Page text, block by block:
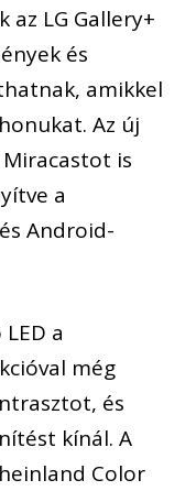
az LG Gallery+
és
amikkel
Az új
Miracastot is
a
Android-
a
még
és
kínál. A
Color